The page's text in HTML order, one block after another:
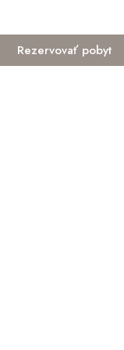
Rezervovať pobyt